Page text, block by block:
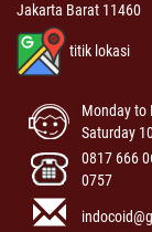
Jakarta Barat 11460
titik lokasi
Monday to
Saturday
0817 666
0757